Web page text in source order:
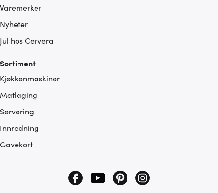
Varemerker
Nyheter
Jul hos Cervera
Sortiment
Kjøkkenmaskiner
Matlaging
Servering
Innredning
Gavekort